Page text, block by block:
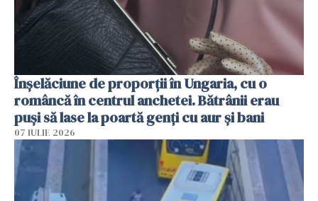
Înșelăciune de proporții în Ungaria, cu o
româncă în centrul anchetei. Bătrânii erau
puși să lase la poartă genți cu aur și bani
07 IULIE 2026